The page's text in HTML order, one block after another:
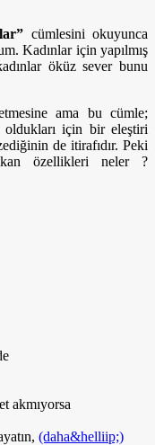
cümlesini okuyunca
Kadınlar için yapılmış
öküz sever bunu
ama bu cümle;
oldukları için bir eleştiri
de itirafıdır. Peki
özellikleri neler ?
akmıyorsa
(daha&helliip;)